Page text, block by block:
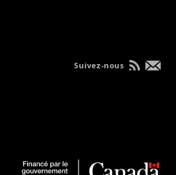
Suivez-nous